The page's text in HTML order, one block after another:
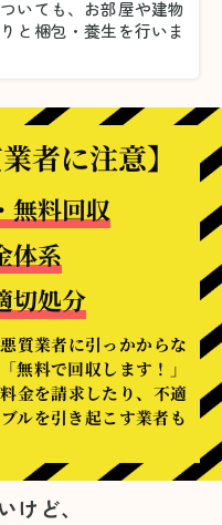
いても、お部屋や建物
と梱包・養生を行いま
者に注意】
無料回収
体系
切処分
質業者に引っかからな
無料で回収します！」
金を請求したり、不適
ルを引き起こす業者も
けど、